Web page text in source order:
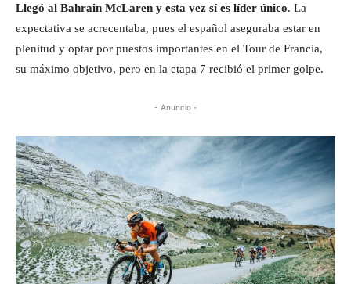
Llegó al Bahrain McLaren y esta vez sí es líder único. La
expectativa se acrecentaba, pues el español aseguraba estar en
plenitud y optar por puestos importantes en el Tour de Francia,
su máximo objetivo, pero en la etapa 7 recibió el primer golpe.
- Anuncio -